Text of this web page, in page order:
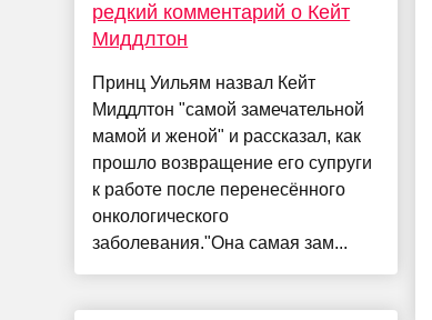
редкий комментарий о Кейт
Миддлтон
Принц Уильям назвал Кейт
Миддлтон "самой замечательной
мамой и женой" и рассказал, как
прошло возвращение его супруги
к работе после перенесённого
онкологического
заболевания."Она самая зам...